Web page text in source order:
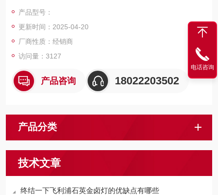
E40螺口灯座，安装简单
提供透明和磨砂两款
借助紫外线滤光片，使紫外线辐射值明显低于IEC 61167标准中
的允许阈值
产品型号：
更新时间：2025-04-20
厂商性质：经销商
访问量：3127
产品咨询 18022203502
产品分类
技术文章
终结一下飞利浦石英金卤灯的优缺点有哪些
电话咨询